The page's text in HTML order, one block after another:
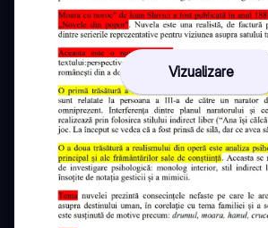
Vizualizare